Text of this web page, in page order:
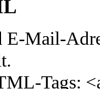
E-Mail-
Tags: